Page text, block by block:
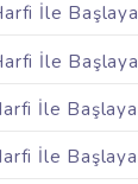
İle
İle
İle
İle